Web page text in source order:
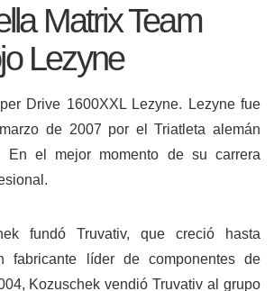
Matrix Team
Lezyne
Drive 1600XXL Lezyne.
Lezyne fue
de 2007 por el Triatleta alemán
En el mejor momento de su carrera
fundó Truvativ, que creció hasta
fabricante líder de componentes de
Kozuschek vendió Truvativ al grupo